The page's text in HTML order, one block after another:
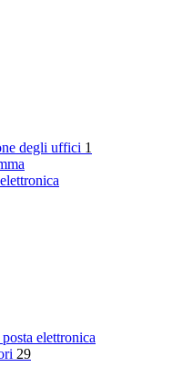
degli uffici 1
elettronica
29